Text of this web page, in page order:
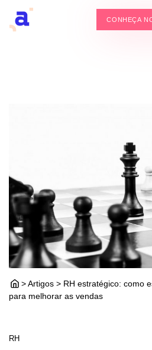
CONHEÇA
> Artigos > RH estratégico: como
para melhorar as vendas
RH